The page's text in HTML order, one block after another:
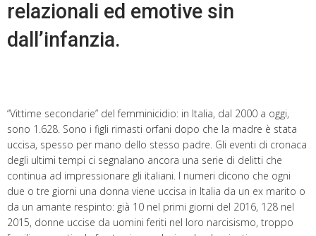
relazionali ed emotive sin
dall’infanzia.
“Vittime secondarie” del femminicidio: in Italia, dal 2000 a oggi,
sono 1.628. Sono i figli rimasti orfani dopo che la madre è stata
uccisa, spesso per mano dello stesso padre. Gli eventi di cronaca
degli ultimi tempi ci segnalano ancora una serie di delitti che
continua ad impressionare gli italiani. I numeri dicono che ogni
due o tre giorni una donna viene uccisa in Italia da un ex marito o
da un amante respinto: già 10 nel primi giorni del 2016, 128 nel
2015, donne uccise da uomini feriti nel loro narcisismo, troppo